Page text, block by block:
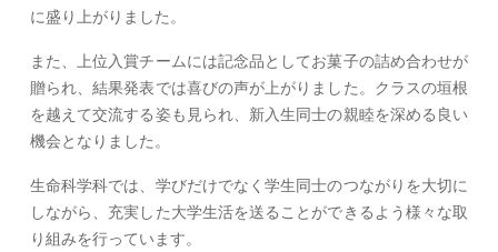
に盛り上がりました。
また、上位入賞チームには記念品としてお菓子の詰め合わせが
贈られ、結果発表では喜びの声が上がりました。クラスの垣根
を越えて交流する姿も見られ、新入生同士の親睦を深める良い
機会となりました。
生命科学科では、学びだけでなく学生同士のつながりを大切に
しながら、充実した大学生活を送ることができるよう様々な取
り組みを行っています。